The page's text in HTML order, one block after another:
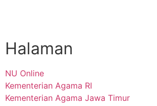
Halaman
NU Online
Kementerian Agama RI
Kementerian Agama Jawa Timur